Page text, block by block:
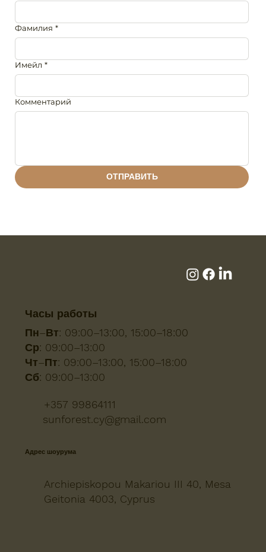
Фамилия *
Имейл *
Комментарий
ОТПРАВИТЬ
Адрес шоурума
+357 99864111
sunforest.cy@gmail.com
Часы работы
Пн–Вт: 09:00–13:00, 15:00–18:00
Ср: 09:00–13:00
Чт–Пт: 09:00–13:00, 15:00–18:00
Сб: 09:00–13:00
Archiepiskopou Makariou III 40, Mesa
Geitonia 4003, Cyprus